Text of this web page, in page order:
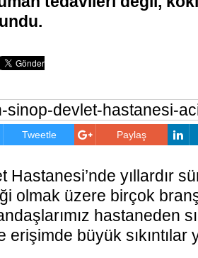
Tweetle Paylaş
Hastanesi’nde yıllardır
olmak üzere birçok
hastaneden
erişimde büyük sıkıntılar